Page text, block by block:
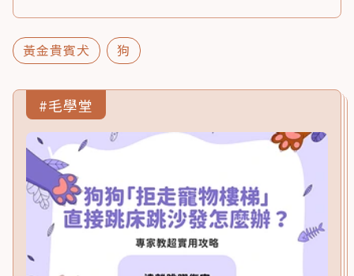
黃金貴賓犬 狗
#毛學堂